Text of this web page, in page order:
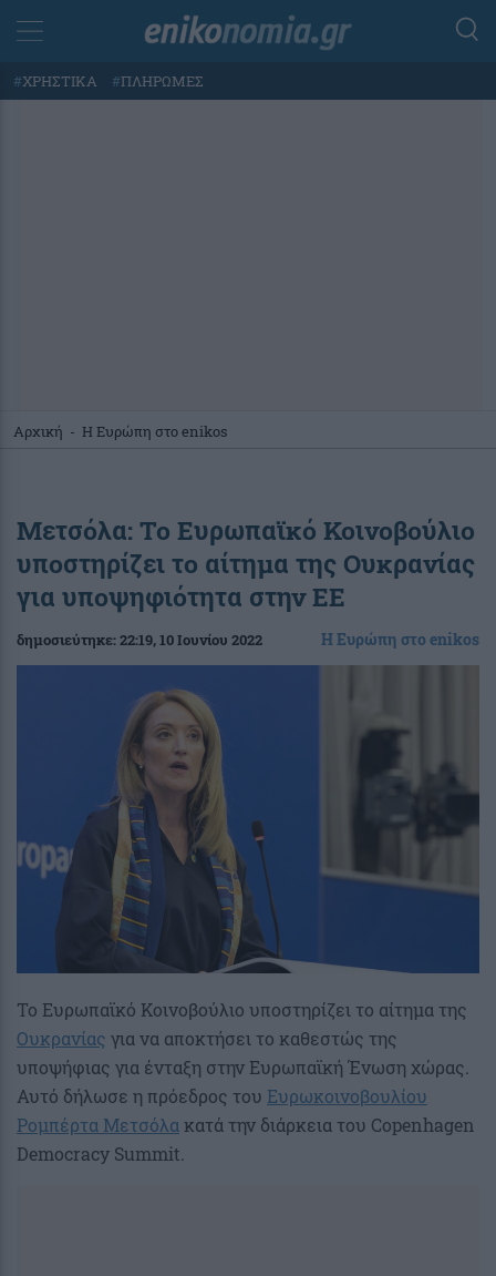
#ΧΡΗΣΤΙΚΑ #ΠΛΗΡΩΜΕΣ
Αρχική - Η Ευρώπη στο enikos
Μετσόλα: Το Ευρωπαϊκό Κοινοβούλιο
υποστηρίζει το αίτημα της Ουκρανίας
για υποψηφιότητα στην ΕΕ
δημοσιεύτηκε:22:19, 10 Ιουνίου 2022 Η Ευρώπη στο enikos
Το Ευρωπαϊκό Κοινοβούλιο υποστηρίζει το αίτημα της
Ουκρανίας για να αποκτήσει το καθεστώς της
υποψήφιας για ένταξη στην Ευρωπαϊκή Ένωση χώρας.
Αυτό δήλωσε η πρόεδρος του Ευρωκοινοβουλίου
Ρομπέρτα Μετσόλακατά την διάρκεια του Copenhagen
Democracy Summit.